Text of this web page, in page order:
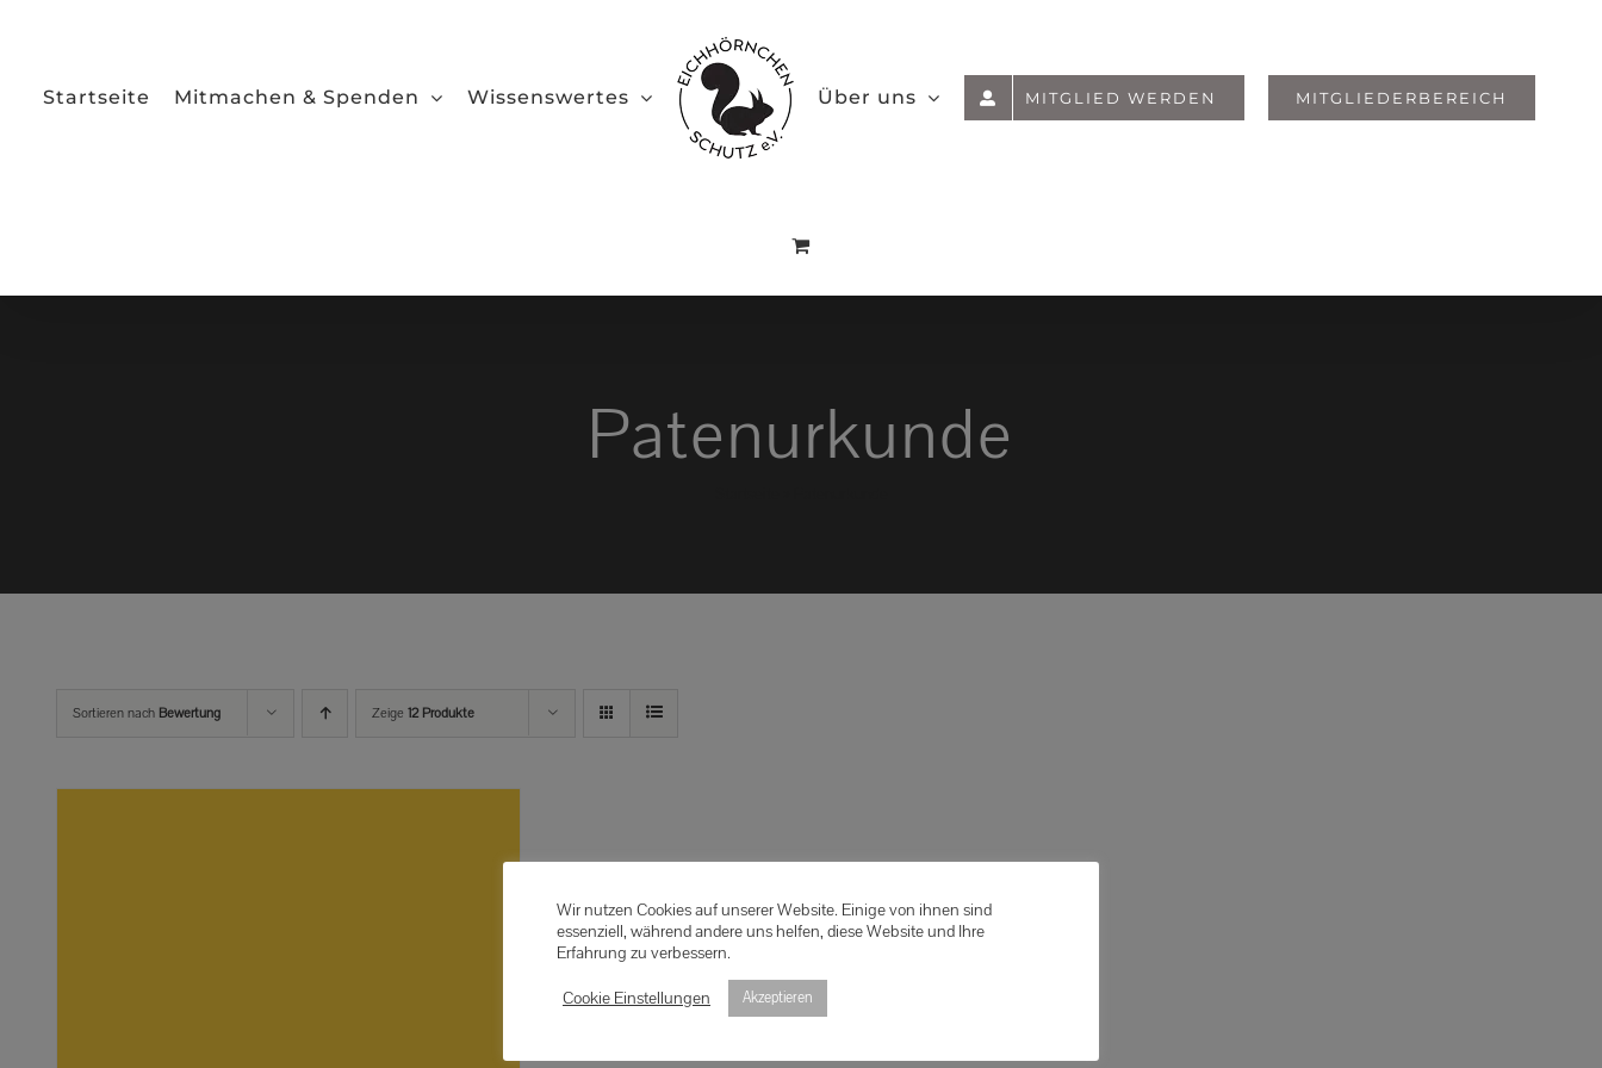
Startseite Mitmachen & Spenden Wissenswertes Über uns MITGLIED WERDEN MITGLIEDERBEREICH
Patenurkunde
Sortieren nach Bewertung Zeige 12 Produkte
Wir nutzen Cookies auf unserer Website. Einige von ihnen sind
essenziell, während andere uns helfen, diese Website und Ihre
Erfahrung zu verbessern.
Cookie Einstellungen
Akzeptieren